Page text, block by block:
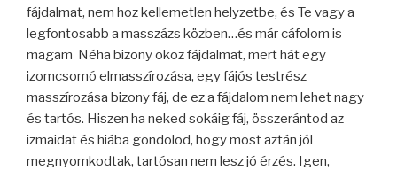
fájdalmat, nem hoz kellemetlen helyzetbe, és Te vagy a
legfontosabb a masszázs közben…és már cáfolom is
magam Néha bizony okoz fájdalmat, mert hát egy
izomcsomó elmasszírozása, egy fájós testrész
masszírozása bizony fáj, de ez a fájdalom nem lehet nagy
és tartós. Hiszen ha neked sokáig fáj, összerántod az
izmaidat és hiába gondolod, hogy most aztán jól
megnyomkodtak, tartósan nem lesz jó érzés. Igen,